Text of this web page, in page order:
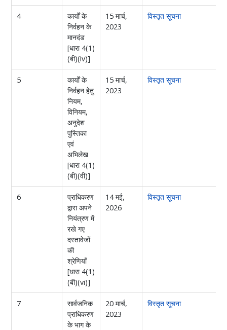
4
कार्यों के
निर्वहन के
मानदंड
[धारा 4(1)
(बी)(iv)]
15 मार्च,
2023
विस्तृत सूचना
5
कार्यों के
निर्वहन हेतु
नियम,
विनियम,
अनुदेश
पुस्तिका
एवं
अभिलेख
[धारा 4(1)
(बी)(वी)]
15 मार्च,
2023
विस्तृत सूचना
6
प्राधिकरण
द्वारा अपने
नियंत्रण में
रखे गए
दस्तावेजों
की
श्रेणियाँ
[धारा 4(1)
(बी)(vi)]
14 मई,
2026
विस्तृत सूचना
7
सार्वजनिक
प्राधिकरण
के भाग के
20 मार्च,
2023
विस्तृत सूचना